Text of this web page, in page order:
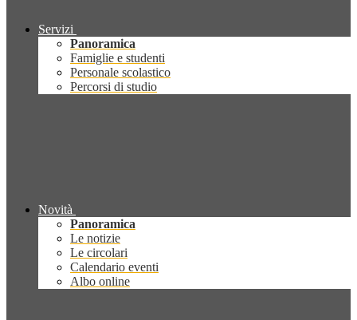
Servizi
Panoramica
Famiglie e studenti
Personale scolastico
Percorsi di studio
Novità
Panoramica
Le notizie
Le circolari
Calendario eventi
Albo online